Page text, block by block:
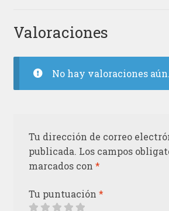
Valoraciones
No hay valoraciones aún.
Tu dirección de correo
publicada. Los campos
marcados con *
Tu puntuación *